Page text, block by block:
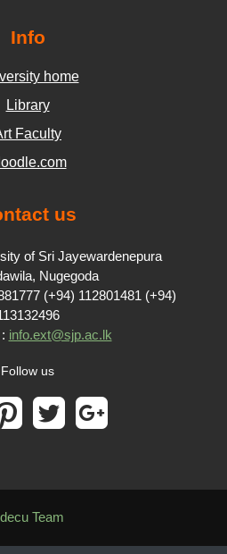
Info
home
Library
Faculty
us
of Sri Jayewardenepura
Nugegoda
(+94) 112801481 (+94)
info.ext@sjp.ac.lk
Follow us
Team